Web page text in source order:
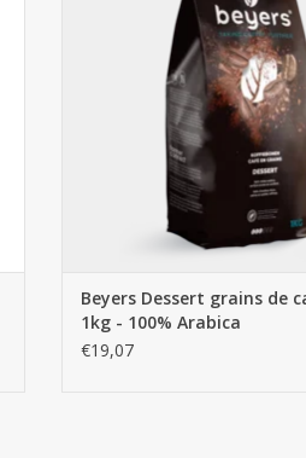
AJOUTER AU PANIER
Beyers Dessert grains de
1kg - 100% Arabica
€19,07